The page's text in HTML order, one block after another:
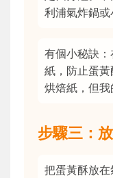
利浦氣炸鍋或
有個小秘訣
紙，防止蛋
烘焙紙，但我
步驟三：
把蛋黃酥放